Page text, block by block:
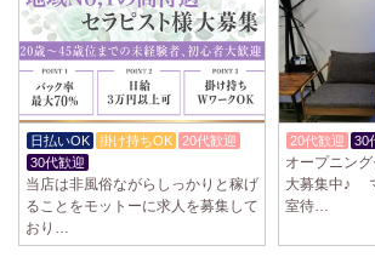
LoveCHU (ラブチュ) 千歳烏山ルーム
やる気のあるセラピスト大募集！ 「本気で稼ぎた
ラピストになりたい！」 そんなあなたを全力でサ
2025/03/31[八王子駅]
Diamond～ダイヤモンド～
只今NEW OPENにつきセラピストが不足しています
続くため、一緒に働いてくれるセラピストを大募
2025/03/29
LIVSPA (リブスパ) 自由が丘ルーム
日払いOK 掛け持ちOK
20代歓迎
30代歓迎
当店は非風俗ながらしっかりと稼げ
ることをモットーに求人を募集して
おり…
20代歓迎 30
オープニン
大募集中♪
室待…